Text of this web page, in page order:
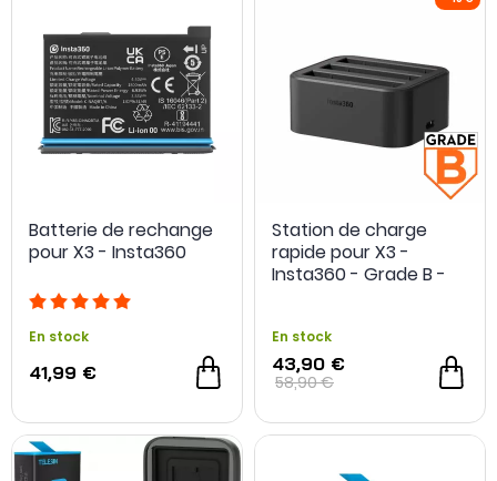
MantisPod Power PGYTECH associent énergie et
maintien de la caméra au sein d’un même dispositif.
Batteries supplémentaires, stations rapides,
chargeurs multiples et
poignées batterie pour
actioncamscomposent ainsi une famille
d’accessoires consacrée à l’autonomie et à la
préparation des caméras avant leur utilisation sur le
Batterie de rechange
pour X3 - Insta360
En stock
41,99 €
Station de charge
rapide pour X3 -
Insta360 - Grade B -
En stock
43,90 €
58,90 €